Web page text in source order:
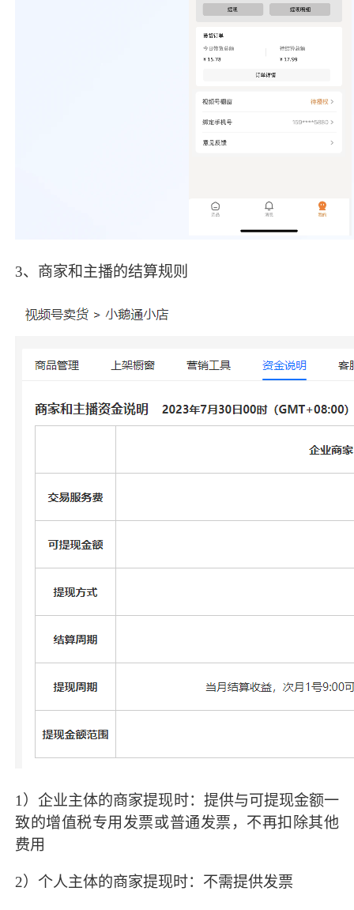
3、商家和主播的结算规则
1）企业主体的商家提现时：提供与可提现金额一
致的增值税专用发票或普通发票，不再扣除其他
费用
2）个人主体的商家提现时：不需提供发票